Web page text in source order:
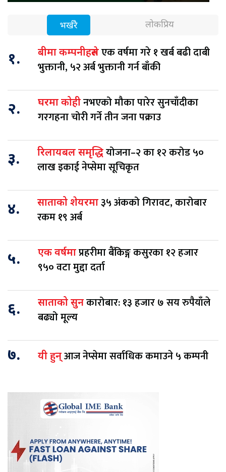
भर्खरै लोकप्रिय
१. बीमा कम्पनीहरुलेएक वर्षमा गरे १ खर्ब बढी दाबी
भुक्तानी, ५२ अर्ब भुक्तानी गर्न बाँकी
२. घरमा कोहीनभएको मौका पारेर सुनचाँदीका
गरगहना चोरी गर्ने तीन जना पक्राउ
३. रिलायबल समृद्धियोजना–२ का १२ करोड ५०
लाख इकाई नेप्सेमा सूचिकृत
४. साताको शेयरमा३५ अंकको गिरावट, कारोबार
रकम १९ अर्ब
५. एक वर्षमाप्रहरीमा बैंकिङ्ग कसुरका १२ हजार
९५० वटा मुद्दा दर्ता
६. साताको सुनकारोबार: १३ हजार ७ सय रुपैयाँले
बढ्यो मूल्य
७. यी हुन्आज नेप्सेमा सर्वाधिक कमाउने ५ कम्पनी